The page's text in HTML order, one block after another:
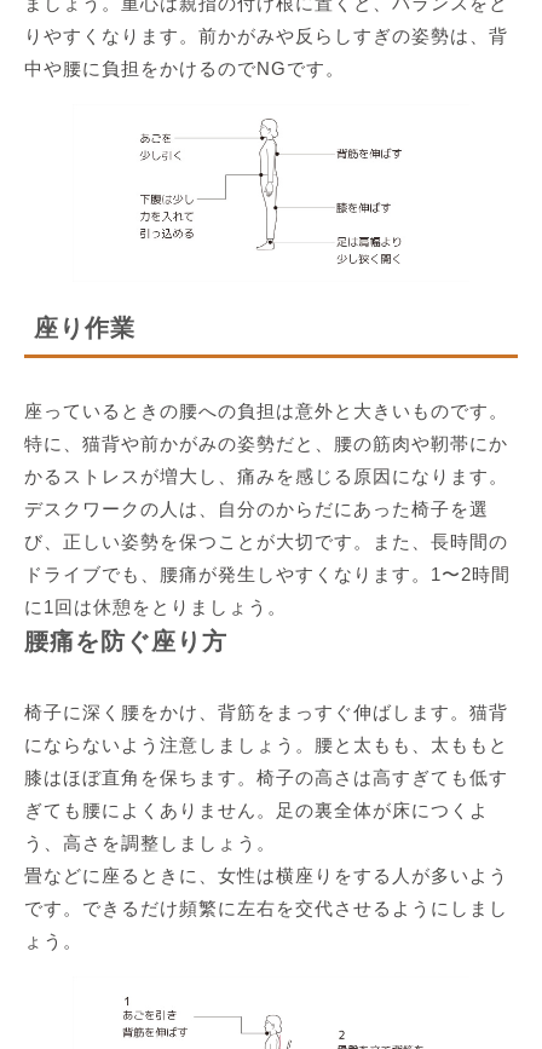
りやすくなります。前かがみや反らしすぎの姿勢は、背
中や腰に負担をかけるのでNGです。
座り作業
座っているときの腰への負担は意外と大きいものです。
特に、猫背や前かがみの姿勢だと、腰の筋肉や靭帯にか
かるストレスが増大し、痛みを感じる原因になります。
デスクワークの人は、自分のからだにあった椅子を選
び、正しい姿勢を保つことが大切です。また、長時間の
ドライブでも、腰痛が発生しやすくなります。1〜2時間
に1回は休憩をとりましょう。
腰痛を防ぐ座り方
椅子に深く腰をかけ、背筋をまっすぐ伸ばします。猫背
にならないよう注意しましょう。腰と太もも、太ももと
膝はほぼ直角を保ちます。椅子の高さは高すぎても低す
ぎても腰によくありません。足の裏全体が床につくよ
う、高さを調整しましょう。
畳などに座るときに、女性は横座りをする人が多いよう
です。できるだけ頻繁に左右を交代させるようにしまし
ょう。